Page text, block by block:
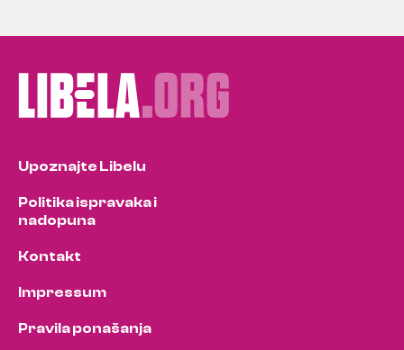
Upoznajte Libelu
Politika ispravaka i
nadopuna
Kontakt
Impressum
Pravila ponašanja